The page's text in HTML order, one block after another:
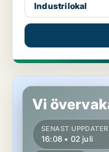
Industrilokal
Industrilokal i Göteborg
Vi
SENAST
16:08 • 02 juli